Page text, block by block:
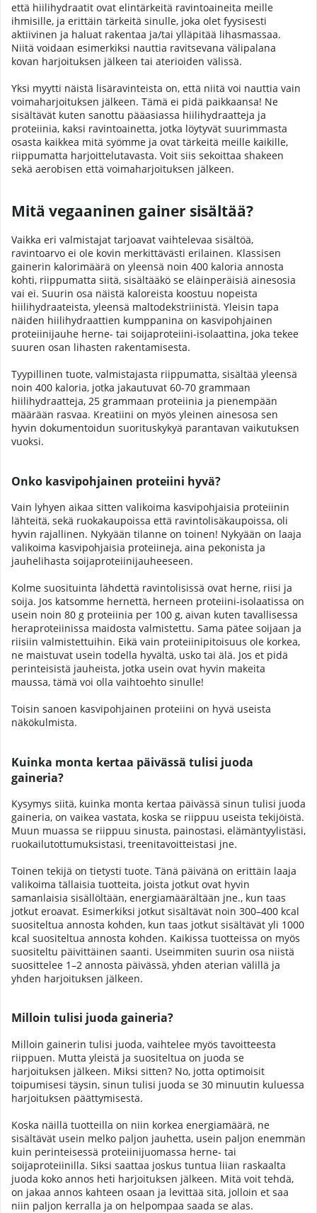
että hiilihydraatit ovat elintärkeitä ravintoaineita meille
ihmisille, ja erittäin tärkeitä sinulle, joka olet fyysisesti
aktiivinen ja haluat rakentaa ja/tai ylläpitää lihasmassaa.
Niitä voidaan esimerkiksi nauttia ravitsevana välipalana
kovan harjoituksen jälkeen tai aterioiden välissä.
Yksi myytti näistä lisäravinteista on, että niitä voi nauttia vain
voimaharjoituksen jälkeen. Tämä ei pidä paikkaansa! Ne
sisältävät kuten sanottu pääasiassa hiilihydraatteja ja
proteiinia, kaksi ravintoainetta, jotka löytyvät suurimmasta
osasta kaikkea mitä syömme ja ovat tärkeitä meille kaikille,
riippumatta harjoittelutavasta. Voit siis sekoittaa shakeen
sekä aerobisen että voimaharjoituksen jälkeen.
Mitä vegaaninen gainer sisältää?
Vaikka eri valmistajat tarjoavat vaihtelevaa sisältöä,
ravintoarvo ei ole kovin merkittävästi erilainen. Klassisen
gainerin kalorimäärä on yleensä noin 400 kaloria annosta
kohti, riippumatta siitä, sisältääkö se eläinperäisiä ainesosia
vai ei. Suurin osa näistä kaloreista koostuu nopeista
hiilihydraateista, yleensä maltodekstriinistä. Yleisin tapa
näiden hiilihydraattien kumppanina on kasvipohjainen
proteiinijauhe herne- tai soijaproteiini-isolaattina, joka tekee
suuren osan lihasten rakentamisesta.
Tyypillinen tuote, valmistajasta riippumatta, sisältää yleensä
noin 400 kaloria, jotka jakautuvat 60-70 grammaan
hiilihydraatteja, 25 grammaan proteiinia ja pienempään
määrään rasvaa. Kreatiini on myös yleinen ainesosa sen
hyvin dokumentoidun suorituskykyä parantavan vaikutuksen
vuoksi.
Onko kasvipohjainen proteiini hyvä?
Vain lyhyen aikaa sitten valikoima kasvipohjaisia proteiinin
lähteitä, sekä ruokakaupoissa että ravintolisäkaupoissa, oli
hyvin rajallinen. Nykyään tilanne on toinen! Nykyään on laaja
valikoima kasvipohjaisia proteiineja, aina pekonista ja
jauhelihasta soijaproteiinijauheeseen.
Kolme suosituinta lähdettä ravintolisissä ovat herne, riisi ja
soija. Jos katsomme hernettä, herneen proteiini-isolaatissa on
usein noin 80 g proteiinia per 100 g, aivan kuten tavallisessa
heraproteiinissa maidosta valmistettu. Sama pätee soijaan ja
riisiin valmistettuihin. Eikä vain proteiinipitoisuus ole korkea,
ne maistuvat usein todella hyvältä, usko tai älä. Jos et pidä
perinteisistä jauheista, jotka usein ovat hyvin makeita
maussa, tämä voi olla vaihtoehto sinulle!
Toisin sanoen kasvipohjainen proteiini on hyvä useista
näkökulmista.
Kuinka monta kertaa päivässä tulisi juoda
gaineria?
Kysymys siitä, kuinka monta kertaa päivässä sinun tulisi juoda
gaineria, on vaikea vastata, koska se riippuu useista tekijöistä.
Muun muassa se riippuu sinusta, painostasi, elämäntyylistäsi,
ruokailutottumuksistasi, treenitavoitteistasi jne.
Toinen tekijä on tietysti tuote. Tänä päivänä on erittäin laaja
valikoima tällaisia tuotteita, joista jotkut ovat hyvin
samanlaisia sisällöltään, energiamäärältään jne., kun taas
jotkut eroavat. Esimerkiksi jotkut sisältävät noin 300–400 kcal
suositeltua annosta kohden, kun taas jotkut sisältävät yli 1000
kcal suositeltua annosta kohden. Kaikissa tuotteissa on myös
suositeltu päivittäinen saanti. Useimmiten suurin osa niistä
suosittelee 1–2 annosta päivässä, yhden aterian välillä ja
yhden harjoituksen jälkeen.
Milloin tulisi juoda gaineria?
Milloin gainerin tulisi juoda, vaihtelee myös tavoitteesta
riippuen. Mutta yleistä ja suositeltua on juoda se
harjoituksen jälkeen. Miksi sitten? No, jotta optimoisit
toipumisesi täysin, sinun tulisi juoda se 30 minuutin kuluessa
harjoituksen päättymisestä.
Koska näillä tuotteilla on niin korkea energiamäärä, ne
sisältävät usein melko paljon jauhetta, usein paljon enemmän
kuin perinteisessä proteiinijuomassa herne- tai
soijaproteiinilla. Siksi saattaa joskus tuntua liian raskaalta
juoda koko annos heti harjoituksen jälkeen. Mitä voit tehdä,
on jakaa annos kahteen osaan ja levittää sitä, jolloin et saa
niin paljon kerralla ja on helpompaa saada se alas.